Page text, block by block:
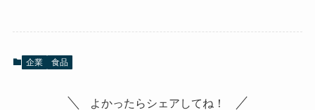
企業 食品
よかったらシェアしてね！